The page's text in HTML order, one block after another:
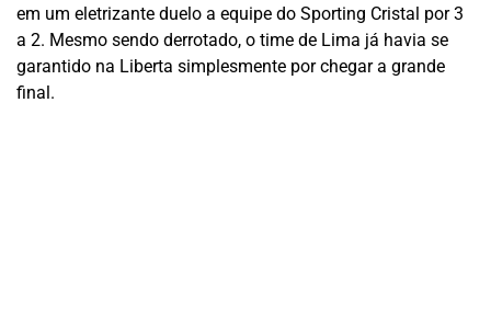
em um eletrizante duelo a equipe do Sporting Cristal por 3
a 2. Mesmo sendo derrotado, o time de Lima já havia se
garantido na Liberta simplesmente por chegar a grande
final.